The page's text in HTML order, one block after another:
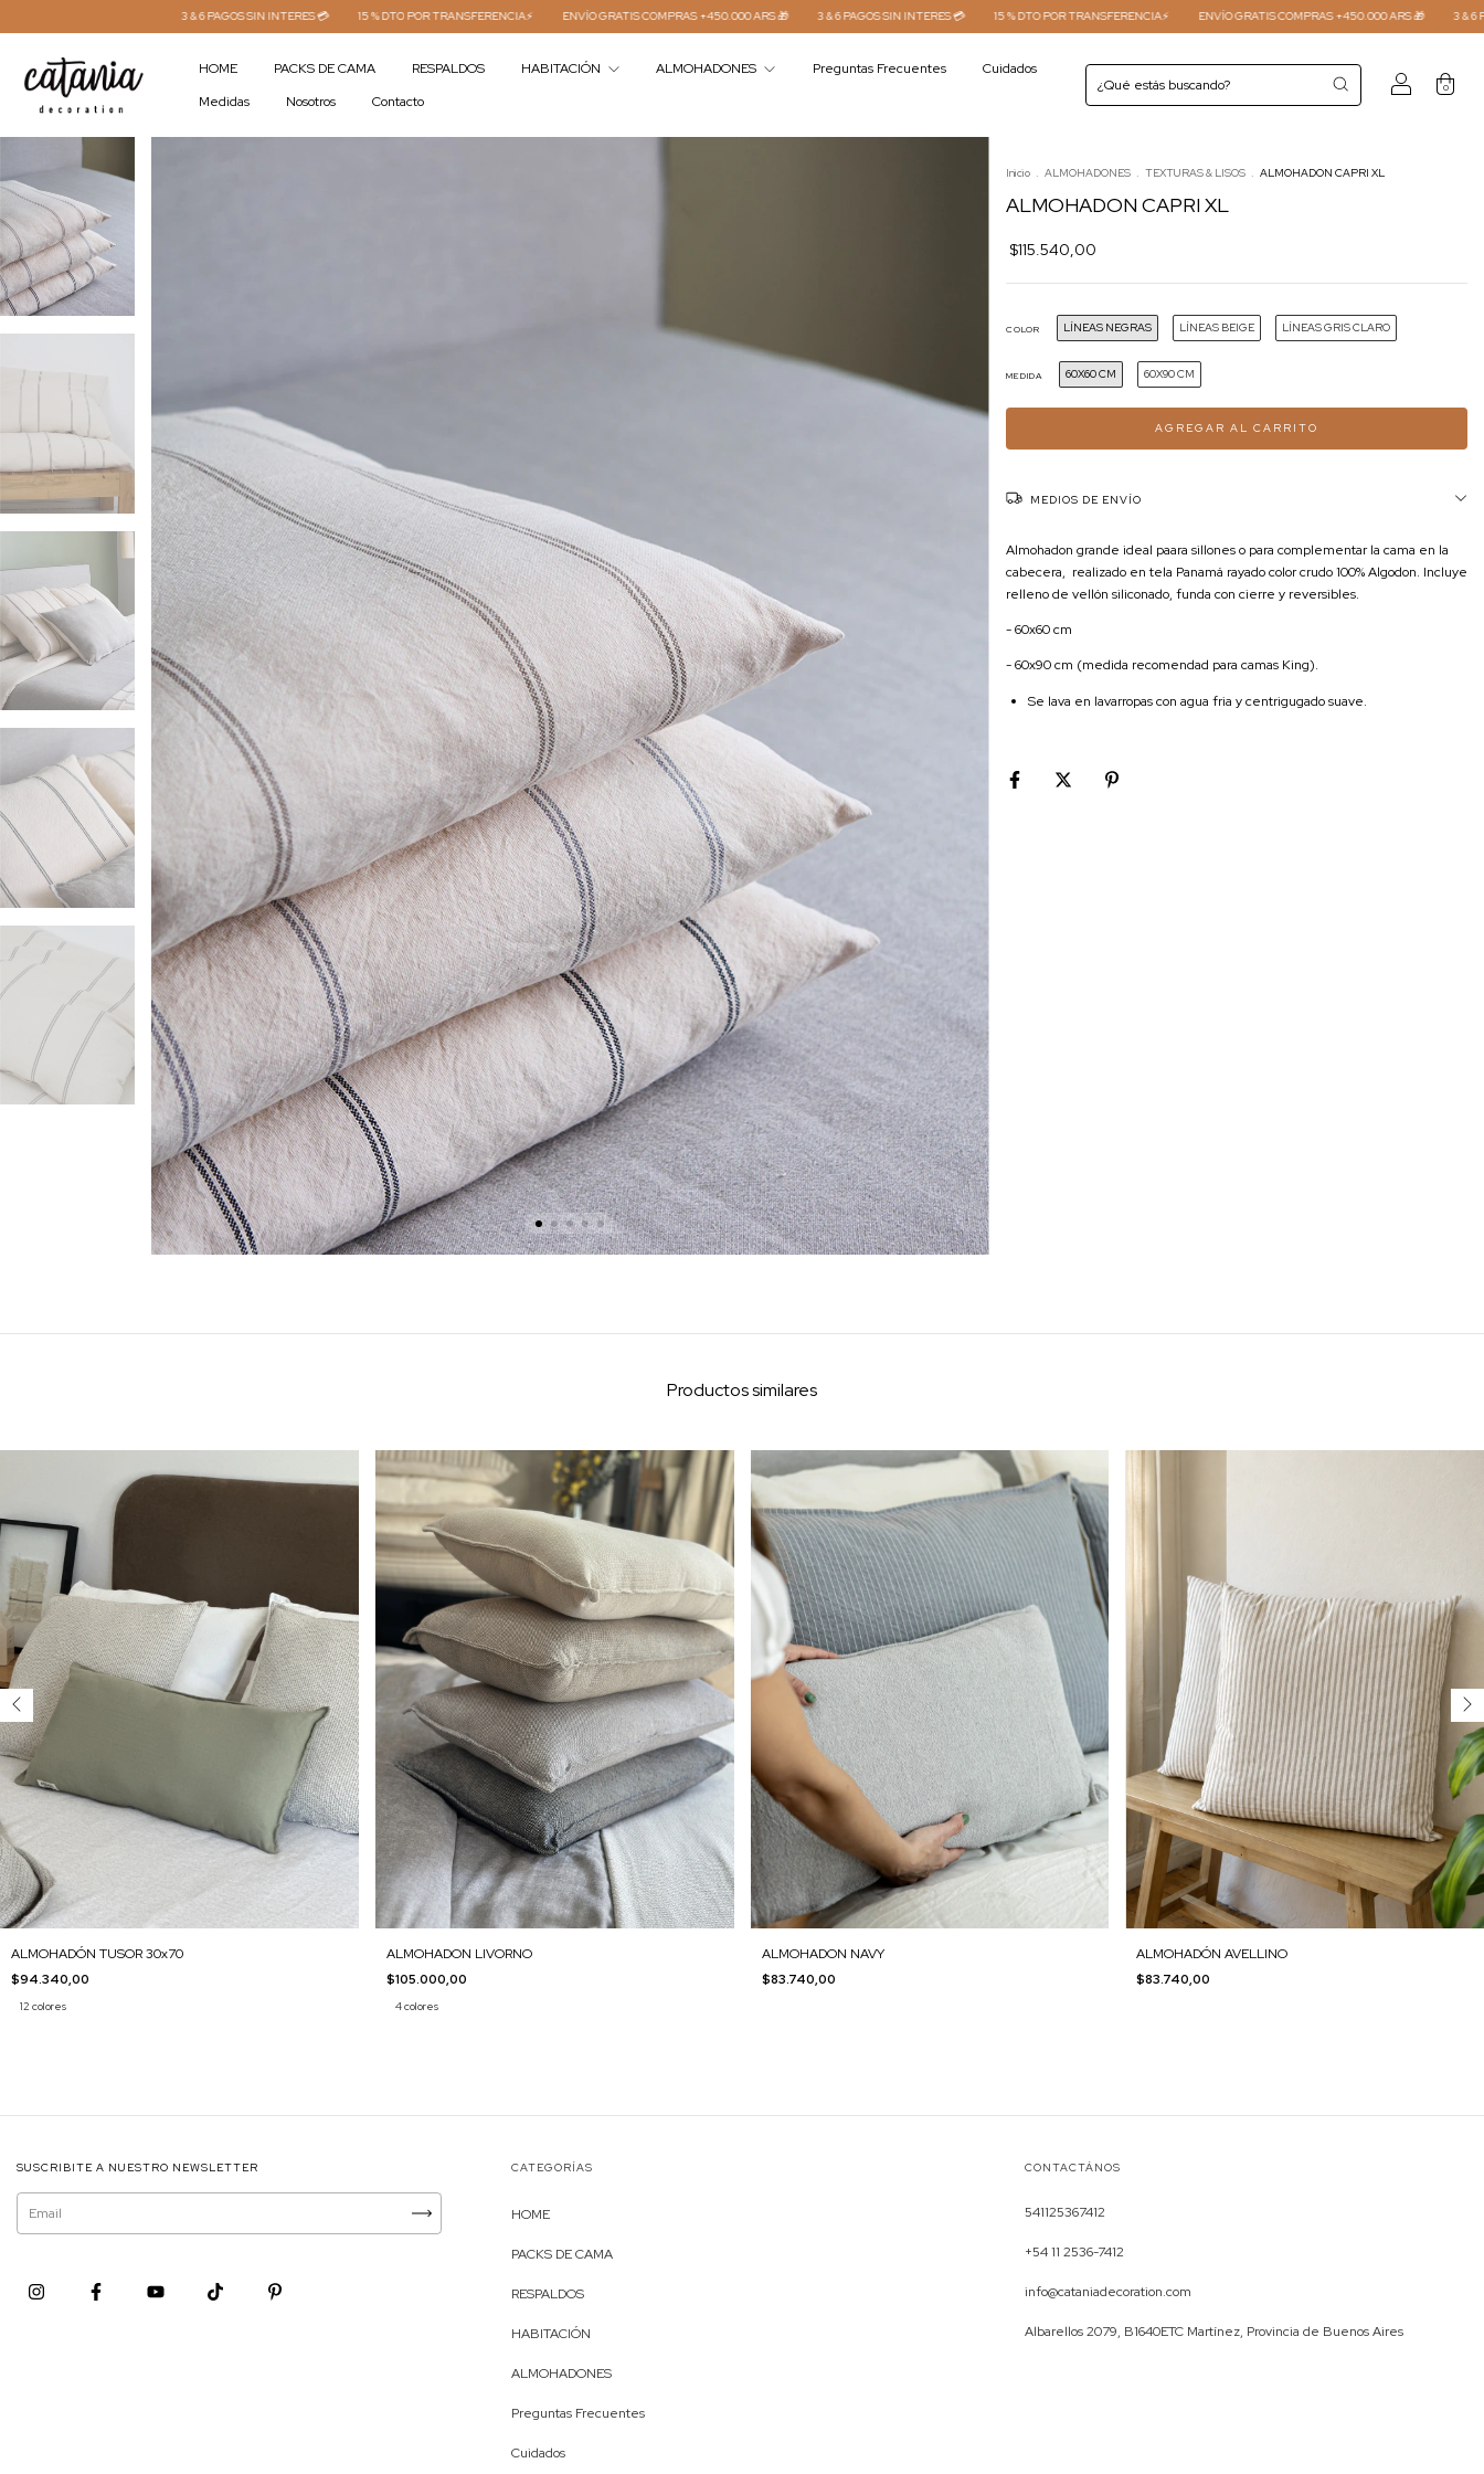
3 & 6 PAGOS SIN INTERES 💳 15 % DTO POR TRANSFERENCIA⚡ ENVÍO GRATIS COMPRAS +450.000 ARS 🎁 3 & 6 PAGOS SIN INTERES 💳 15 % DTO POR TRANSFERENCIA⚡ ENVÍO GRATIS COMPRAS +450.000 ARS 🎁 3 & 6 PAGOS SIN INTERES
HOME PACKS DE CAMA RESPALDOS HABITACIÓN ALMOHADONES Preguntas Frecuentes
Cuidados
Medidas
Nosotros Contacto
0
Inicio . ALMOHADONES . TEXTURAS & LISOS . ALMOHADON CAPRI XL
ALMOHADON CAPRI XL
$115.540,00
COLOR LÍNEAS NEGRAS LÍNEAS BEIGE LÍNEAS GRIS CLARO
MEDIDA 60X60 CM 60X90 CM
MEDIOS DE ENVÍO
Almohadon grande ideal paara sillones o para complementar la cama en la
cabecera, realizado en tela Panamá rayado color crudo 100% Algodon. Incluye
relleno de vellón siliconado, funda con cierre y reversibles.
- 60x60 cm
- 60x90 cm (medida recomendad para camas King).
Se lava en lavarropas con agua fria y centrigugado suave.
Productos similares
ALMOHADÓN TUSOR 30x70
$94.340,00
12 colores
ALMOHADON LIVORNO
$105.000,00
4 colores
ALMOHADON NAVY
$83.740,00
ALMOHADÓN AVELLINO
$83.740,00
SUSCRIBITE A NUESTRO NEWSLETTER CATEGORÍAS
HOME
PACKS DE CAMA
RESPALDOS
HABITACIÓN
ALMOHADONES
Preguntas Frecuentes
Cuidados
CONTACTÁNOS
541125367412
+54 11 2536-7412
info@cataniadecoration.com
Albarellos 2079, B1640ETC Martínez, Provincia de Buenos Aires